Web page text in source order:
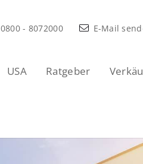
0800 - 8072000 E-Mail
USA Ratgeber